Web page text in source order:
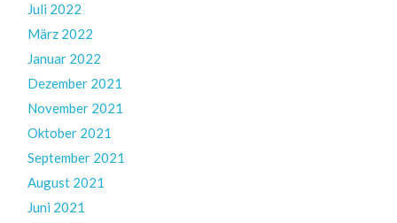
Juli 2022
März 2022
Januar 2022
Dezember 2021
November 2021
Oktober 2021
September 2021
August 2021
Juni 2021